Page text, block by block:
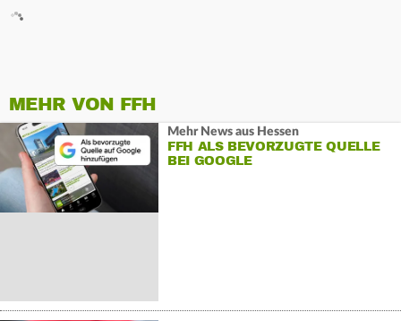
MEHR VON FFH
Mehr News aus Hessen
FFH ALS BEVORZUGTE QUELLE
BEI GOOGLE